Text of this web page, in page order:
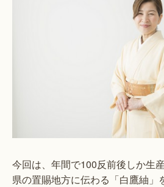
今回は、年間で100反前後しか生
県の置賜地方に伝わる「白鷹紬」